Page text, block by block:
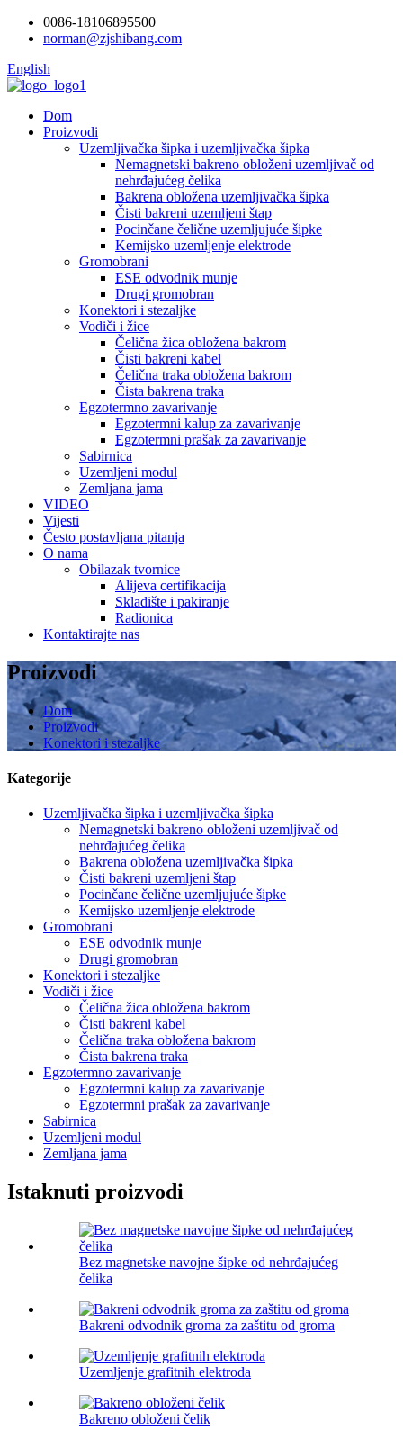
0086-18106895500
norman@zjshibang.com
English
Dom
Proizvodi
Uzemljivačka šipka i uzemljivačka šipka
Nemagnetski bakreno obloženi uzemljivač od
nehrđajućeg čelika
Bakrena obložena uzemljivačka šipka
Čisti bakreni uzemljeni štap
Pocinčane čelične uzemljujuće šipke
Kemijsko uzemljenje elektrode
Gromobrani
ESE odvodnik munje
Drugi gromobran
Konektori i stezaljke
Vodiči i žice
Čelična žica obložena bakrom
Čisti bakreni kabel
Čelična traka obložena bakrom
Čista bakrena traka
Egzotermno zavarivanje
Egzotermni kalup za zavarivanje
Egzotermni prašak za zavarivanje
Sabirnica
Uzemljeni modul
Zemljana jama
VIDEO
Vijesti
Često postavljana pitanja
O nama
Obilazak tvornice
Alijeva certifikacija
Skladište i pakiranje
Radionica
Kontaktirajte nas
Proizvodi
Dom
Proizvodi
Konektori i stezaljke
Kategorije
Uzemljivačka šipka i uzemljivačka šipka
Nemagnetski bakreno obloženi uzemljivač od
nehrđajućeg čelika
Bakrena obložena uzemljivačka šipka
Čisti bakreni uzemljeni štap
Pocinčane čelične uzemljujuće šipke
Kemijsko uzemljenje elektrode
Gromobrani
ESE odvodnik munje
Drugi gromobran
Konektori i stezaljke
Vodiči i žice
Čelična žica obložena bakrom
Čisti bakreni kabel
Čelična traka obložena bakrom
Čista bakrena traka
Egzotermno zavarivanje
Egzotermni kalup za zavarivanje
Egzotermni prašak za zavarivanje
Sabirnica
Uzemljeni modul
Zemljana jama
Istaknuti proizvodi
Bez magnetske navojne šipke od nehrđajućeg
čelika
Bakreni odvodnik groma za zaštitu od groma
Uzemljenje grafitnih elektroda
Bakreno obloženi čelik